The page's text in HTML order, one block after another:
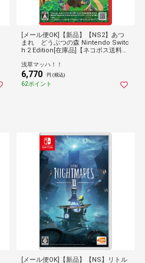
[メール便OK]【新品】【NS2】あつ
まれ どうぶつの森 Nintendo Switc
h 2 Edition[在庫品]【ネコポス送料無
浅草マッハ！！
6,770 円 (税込)
62ポイント
[メール便OK]【新品】【NS】リトル